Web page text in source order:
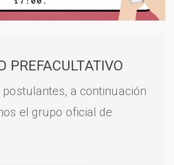
PREFACULTATIVO
a continuación
el grupo oficial de